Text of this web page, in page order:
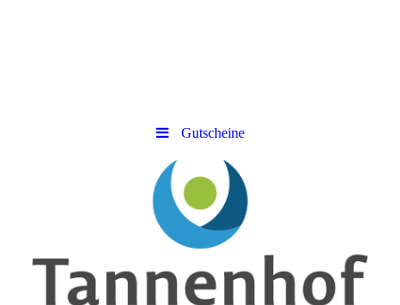
Gutscheine